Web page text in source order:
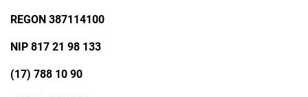
REGON 387114100
NIP 817 21 98 133
(17) 788 10 90